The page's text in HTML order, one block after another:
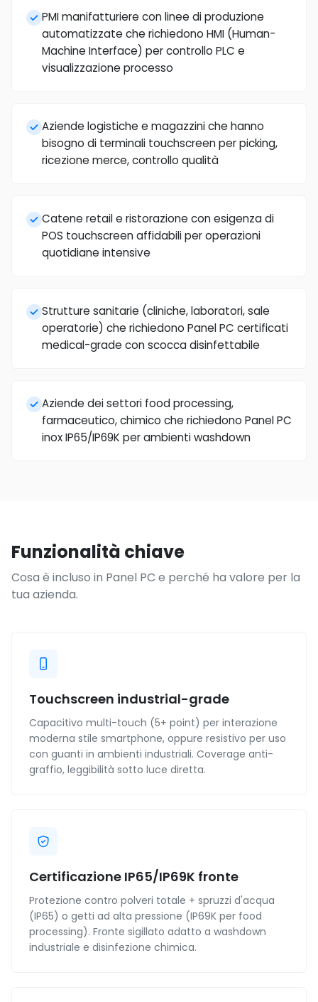
PMI manifatturiere con linee di produzione
automatizzate che richiedono HMI (Human-
Machine Interface) per controllo PLC e
visualizzazione processo
Aziende logistiche e magazzini che hanno
bisogno di terminali touchscreen per picking,
ricezione merce, controllo qualità
Catene retail e ristorazione con esigenza di
POS touchscreen affidabili per operazioni
quotidiane intensive
Strutture sanitarie (cliniche, laboratori, sale
operatorie) che richiedono Panel PC certificati
medical-grade con scocca disinfettabile
Aziende dei settori food processing,
farmaceutico, chimico che richiedono Panel PC
inox IP65/IP69K per ambienti washdown
Funzionalità chiave
Cosa è incluso in Panel PC e perché ha valore per la
tua azienda.
Touchscreen industrial-grade
Capacitivo multi-touch (5+ point) per interazione
moderna stile smartphone, oppure resistivo per uso
con guanti in ambienti industriali. Coverage anti-
graffio, leggibilità sotto luce diretta.
Certificazione IP65/IP69K fronte
Protezione contro polveri totale + spruzzi d'acqua
(IP65) o getti ad alta pressione (IP69K per food
processing). Fronte sigillato adatto a washdown
industriale e disinfezione chimica.